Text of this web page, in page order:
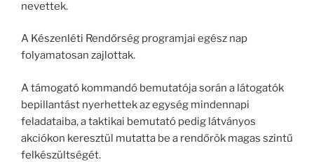
nevettek.
A Készenléti Rendőrség programjai egész nap
folyamatosan zajlottak.
A támogató kommandó bemutatója során a látogatók
bepillantást nyerhettek az egység mindennapi
feladataiba, a taktikai bemutató pedig látványos
akciókon keresztül mutatta be a rendőrök magas szintű
felkészültségét.